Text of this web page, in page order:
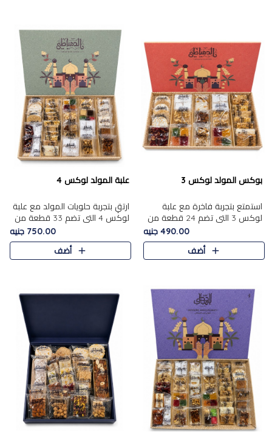
بوكس المولد لوكس 3
استمتع بتجربة فاخرة مع علبة
لوكس 3 التي تضم 24 قطعة من
أشهر حلويات المولد الشرقية
المختارة بعناية. تحتوي التشكيلة
على الجزرية بالفول، والملب..
490.00 جنيه
أضف
علبة المولد لوكس 4
ارتقِ بتجربة حلويات المولد مع علبة
لوكس 4 التي تضم 33 قطعة من
تشكيلة فاخرة ومتنوعة من أشهر
الأصناف الشرقية. تحتوي العلبة على
الجزرية بالفول،..
750.00 جنيه
أضف